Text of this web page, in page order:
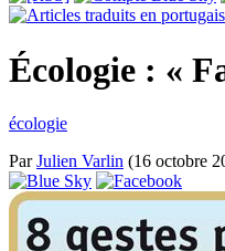
Écologie : «
écologie
ParJulien Varlin (16 octobre